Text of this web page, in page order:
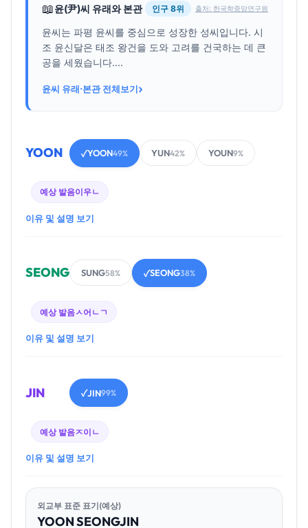
📖윤(尹)씨 유래와 본관 인구 8위 출처: 한국학중앙연구원
윤씨는 파평 윤씨를 중심으로 성장한 성씨입니다. 시
조 윤신달은 태조 왕건을 도와 고려를 건국하는 데 큰
공을 세웠습니다....
윤씨 유래·본관 전체보기›
YOON ✓YOON49% YUN42% YOUN9%
예상 발음이우ㄴ
이유 및 설명 보기
SEONG SUNG58% ✓SEONG38%
예상 발음ㅅ어ㄴㄱ
이유 및 설명 보기
JIN ✓JIN99%
예상 발음ㅈ이ㄴ
이유 및 설명 보기
외교부 표준 표기(예상)
YOONSEONGJIN